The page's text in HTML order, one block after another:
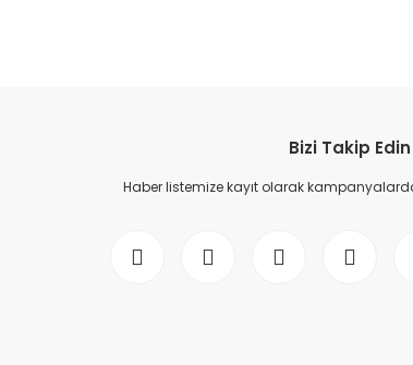
Bizi Takip Edin
Haber listemize kayıt olarak